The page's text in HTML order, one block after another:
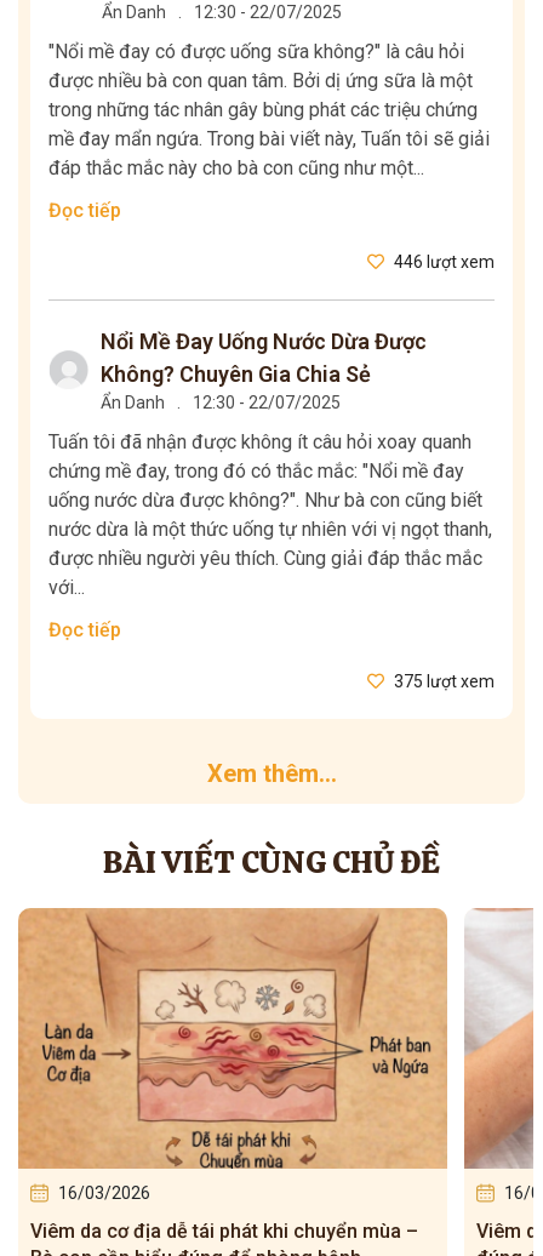
Ẩn Danh 12:30 - 22/07/2025
"Nổi mề đay có được uống sữa không?" là câu hỏi
được nhiều bà con quan tâm. Bởi dị ứng sữa là một
trong những tác nhân gây bùng phát các triệu chứng
mề đay mẩn ngứa. Trong bài viết này, Tuấn tôi sẽ giải
đáp thắc mắc này cho bà con cũng như một...
Đọc tiếp
446 lượt xem
Nổi Mề Đay Uống Nước Dừa Được
Không? Chuyên Gia Chia Sẻ
Ẩn Danh 12:30 - 22/07/2025
Tuấn tôi đã nhận được không ít câu hỏi xoay quanh
chứng mề đay, trong đó có thắc mắc: "Nổi mề đay
uống nước dừa được không?". Như bà con cũng biết
nước dừa là một thức uống tự nhiên với vị ngọt thanh,
được nhiều người yêu thích. Cùng giải đáp thắc mắc
với...
Đọc tiếp
375 lượt xem
Xem thêm...
BÀI VIẾT CÙNG CHỦ ĐỀ
16/03/2026
Viêm da cơ địa tái đi tái lại – Bà con hiểu
16/
5 bài